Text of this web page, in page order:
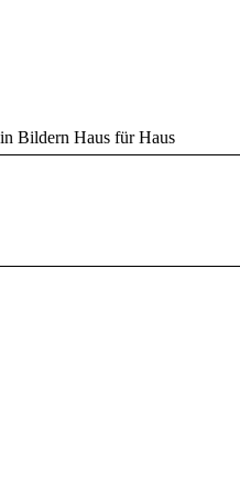
in Bildern Haus für Haus